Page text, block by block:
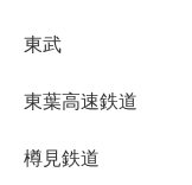
東武
東葉高速鉄道
樽見鉄道